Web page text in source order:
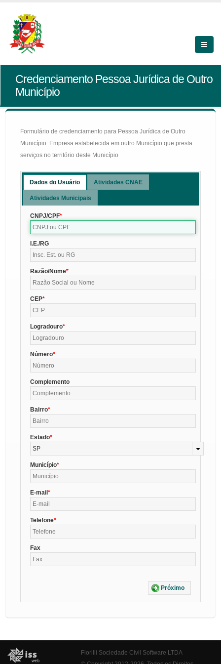
Credenciamento Pessoa Jurídica de Outro
Município
Formulário de credenciamento para Pessoa Jurídica de Outro
Município: Empresa estabelecida em outro Município que presta
serviços no território deste Município
Dados do Usuário Atividades CNAE
Atividades Municipais
CNPJ/CPF
I.E./RG
Razão/Nome
CEP
Logradouro
Número
Complemento
Bairro
Estado
SP
Município
E-mail
Telefone
Fax
Próximo
Fiorilli Sociedade Civil Software LTDA